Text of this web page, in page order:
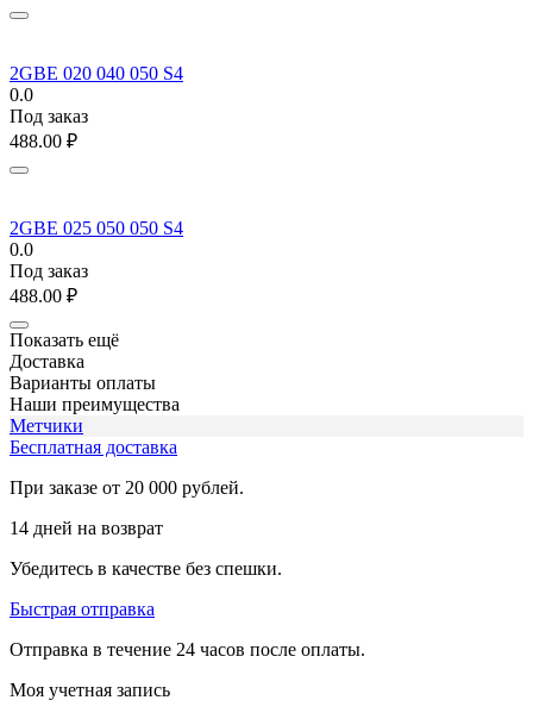
2GBE 020 040 050 S4
0.0
Под заказ
488.00 ₽
2GBE 025 050 050 S4
0.0
Под заказ
488.00 ₽
Показать ещё
Доставка
Варианты оплаты
Наши преимущества
Метчики
Бесплатная доставка
При заказе от 20 000 рублей.
14 дней на возврат
Убедитесь в качестве без спешки.
Быстрая отправка
Отправка в течение 24 часов после оплаты.
Моя учетная запись